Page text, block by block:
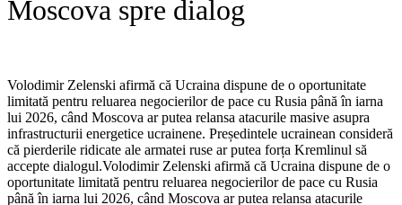
Moscova spre dialog
Volodimir Zelenski afirmă că Ucraina dispune de o oportunitate
limitată pentru reluarea negocierilor de pace cu Rusia până în iarna
lui 2026, când Moscova ar putea relansa atacurile masive asupra
infrastructurii energetice ucrainene. Președintele ucrainean consideră
că pierderile ridicate ale armatei ruse ar putea forța Kremlinul să
accepte dialogul.​Volodimir Zelenski afirmă că Ucraina dispune de o
oportunitate limitată pentru reluarea negocierilor de pace cu Rusia
până în iarna lui 2026, când Moscova ar putea relansa atacurile